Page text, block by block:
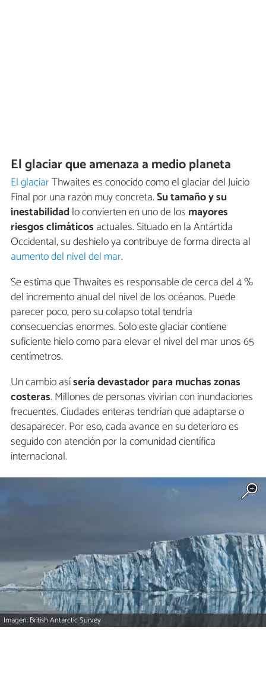
El glaciar que amenaza a medio planeta
El glaciarThwaites es conocido como el glaciar del Juicio
Final por una razón muy concreta.Su tamaño y su
inestabilidadlo convierten en uno de los mayores
riesgos climáticos actuales. Situado en la Antártida
Occidental, su deshielo ya contribuye de forma directa al
aumento del nivel del mar.
Se estima que Thwaites es responsable de cerca del 4 %
del incremento anual del nivel de los océanos. Puede
parecer poco, pero su colapso total tendría
consecuencias enormes. Solo este glaciar contiene
suficiente hielo como para elevar el nivel del mar unos 65
centímetros.
Un cambio asísería devastador para muchas zonas
costeras. Millones de personas vivirían con inundaciones
frecuentes. Ciudades enteras tendrían que adaptarse o
desaparecer. Por eso, cada avance en su deterioro es
seguido con atención por la comunidad científica
internacional.
Imagen: British Antarctic Survey